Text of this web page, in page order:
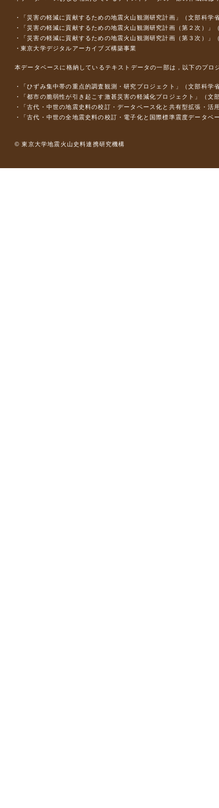
「災害の軽減に貢献するための地震火山観測研究計画」（文部科学
「災害の軽減に貢献するための地震火山観測研究計画（第２次）」
「災害の軽減に貢献するための地震火山観測研究計画（第３次）」
東京大学デジタルアーカイブズ構築事業
本データベースに格納しているテキストデータの一部は，以下のプロ
「ひずみ集中帯の重点的調査観測・研究プロジェクト」（文部科
「都市の脆弱性が引き起こす激甚災害の軽減化プロジェクト」（
「古代・中世の地震史料の校訂・データベース化と共有型拡張・
「古代・中世の全地震史料の校訂・電子化と国際標準震度データ
© 東京大学地震火山史料連携研究機構